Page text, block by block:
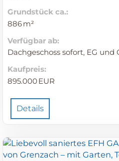
Grund­stück ca.:
886 m²
Verfügbar ab:
Dachgeschoss sofort, EG
Kaufpreis:
895.000 EUR
Details